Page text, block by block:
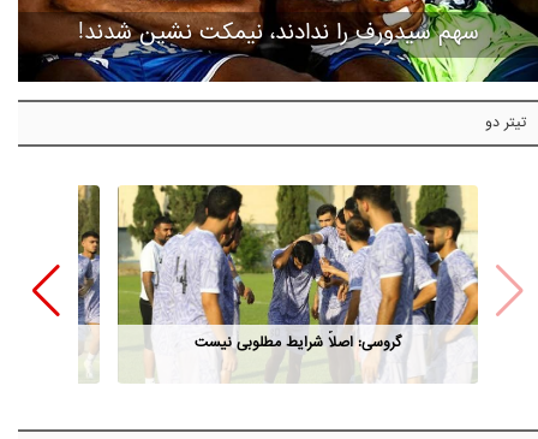
سهم سیدورف را ندادند، نیمکت نشین شدند!
تیتر دو
گروسی: اصلاً شرایط مطلوبی نیست